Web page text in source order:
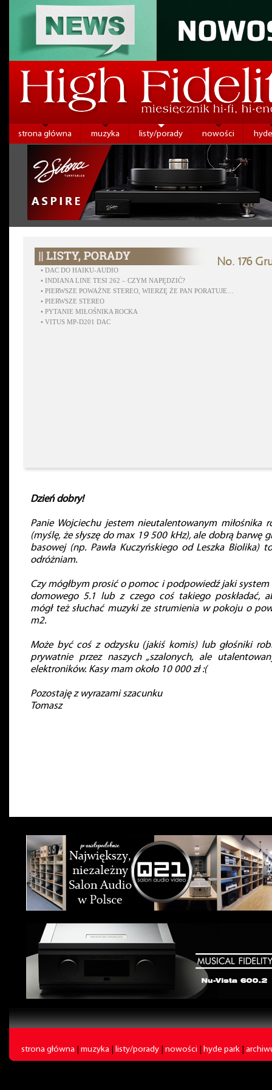
strona główna muzyka listy/porady nowości
No. 176
• DAC DO HAIKU-AUDIO
• INDIANA LINE TESI 262 – CZYM NAPĘDZIĆ?
• PIERWSZE POWAŻNE STEREO, WIERZĘ ŻE PAN PORATUJE…
• PIERWSZE STEREO
• PYTANIE MIŁOŚNIKA ROCKA
• VITUS MP-D201 DAC
Dzień dobry!
Panie Wojciechu jestem nieutalentowanym miłośnika
(myślę, że słyszę do max 19 500 kHz), ale dobrą barwę
basowej (np. Pawła Kuczyńskiego od Leszka Biolika)
odróżniam.
Czy mógłbym prosić o pomoc i podpowiedź jaki system
domowego 5.1 lub z czego coś takiego poskładać,
mógł też słuchać muzyki ze strumienia w pokoju o
m2.
Może być coś z odzysku (jakiś komis) lub głośniki
prywatnie przez naszych „szalonych, ale
elektroników. Kasy mam około 10 000 zł :(
Pozostaję z wyrazami szacunku
Tomasz
strona główna muzyka listy/porady nowości hyde park